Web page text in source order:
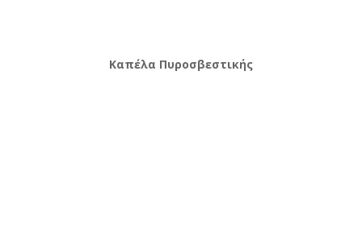
Καπέλα Πυροσβεστικής